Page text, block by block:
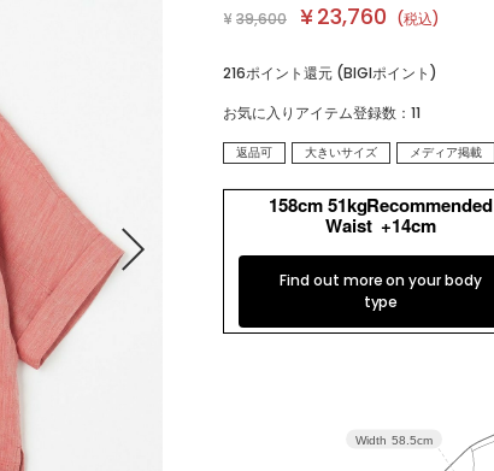
ツ
ピース
オールインワン・サロペッ
着
ネックウェア
アンダーウェア
バッグ
ト
¥ 39,600 ¥23,760 (税込)
216ポイント還元 (BIGIポイント)
お気に入りアイテム登録数： 11
返品可 大きいサイズ メディア掲載
158cm 51kgRecommended
Waist +14cm
Find out more on your body
type
Width 58.5cm